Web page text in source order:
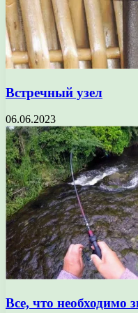
Встречный узел
06.06.2023
Все, что необходимо